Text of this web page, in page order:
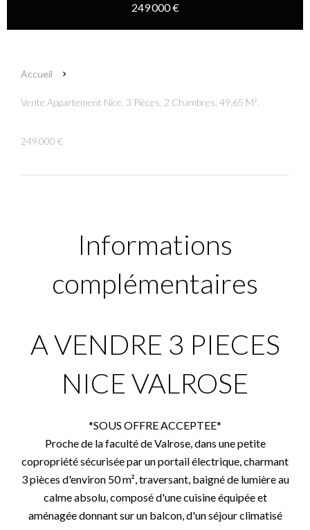
249 000 €
Accueil
Vente Appartement Nice, 3 Pièces, 2 Chambres, 49.65 M²,
249 000 €
Informations
complémentaires
A VENDRE 3 PIECES
NICE VALROSE
*SOUS OFFRE ACCEPTEE*
Proche de la faculté de Valrose, dans une petite
copropriété sécurisée par un portail électrique, charmant
3 pièces d'environ 50 m², traversant, baigné de lumière au
calme absolu, composé d'une cuisine équipée et
aménagée donnant sur un balcon, d'un séjour climatisé